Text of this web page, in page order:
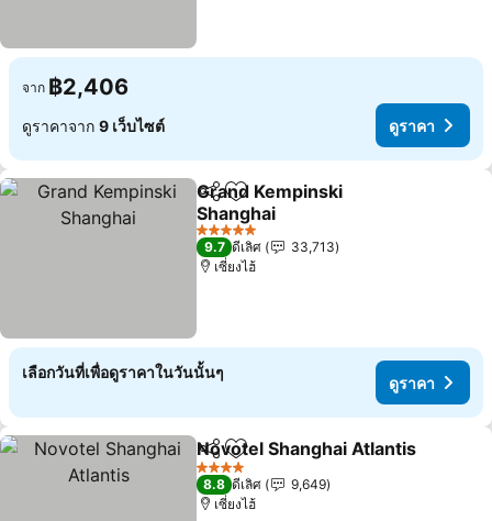
จาก ฿2,406
ดูราคาจาก 9 เว็บไซต์ ดูราคา
แชร์ เพิ่มในรายการโปรด
Grand Kempinski
Shanghai
5 ดาว
9.7 ดีเลิศ
33,713
เซี่ยงไฮ้
เลือกวันที่เพื่อดูราคาในวันนั้นๆ
ดูราคา
แชร์ เพิ่มในรายการโปรด
Novotel Shanghai Atlantis
4 ดาว
8.8 ดีเลิศ
9,649
เซี่ยงไฮ้